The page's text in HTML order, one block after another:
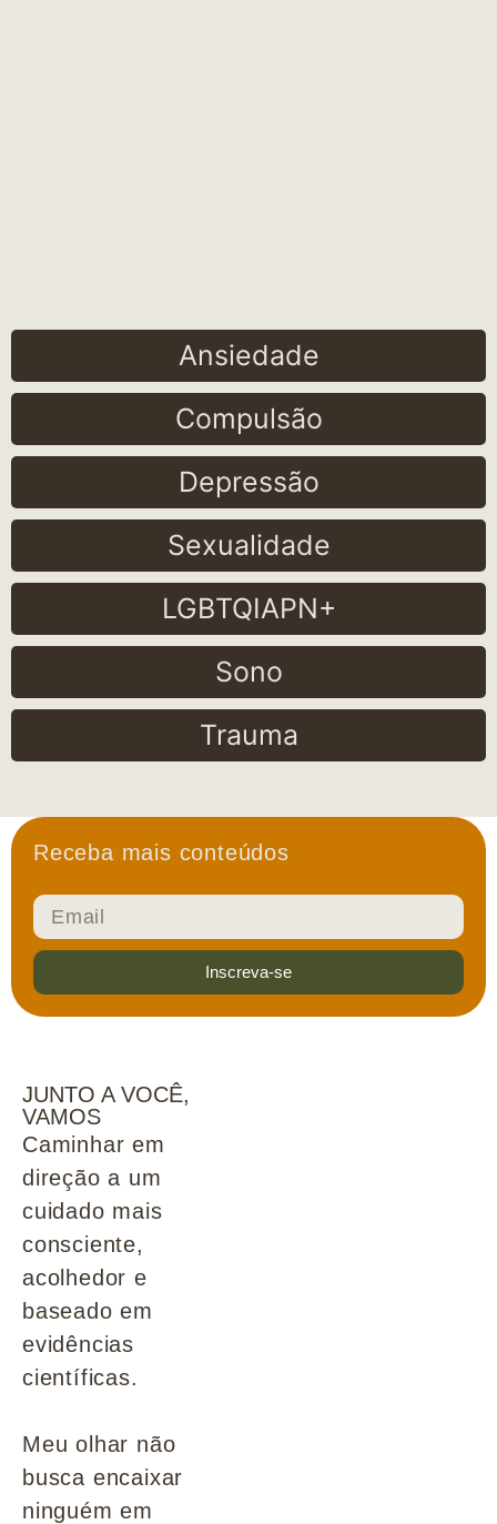
Ansiedade
Compulsão
Depressão
Sexualidade
LGBTQIAPN+
Sono
Trauma
Receba mais conteúdos
Inscreva-se
JUNTO A VOCÊ,
VAMOS
Caminhar em
direção a um
cuidado mais
consciente,
acolhedor e
baseado em
evidências
científicas.
Meu olhar não
busca encaixar
ninguém em